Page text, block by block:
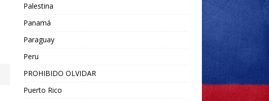
Palestina
Panamá
Paraguay
Peru
PROHIBIDO OLVIDAR
Puerto Rico